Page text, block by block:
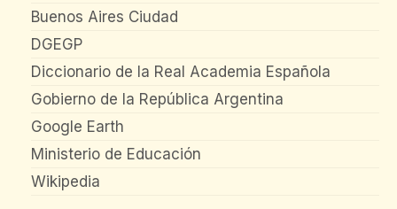
Buenos Aires Ciudad
DGEGP
Diccionario de la Real Academia Española
Gobierno de la República Argentina
Google Earth
Ministerio de Educación
Wikipedia